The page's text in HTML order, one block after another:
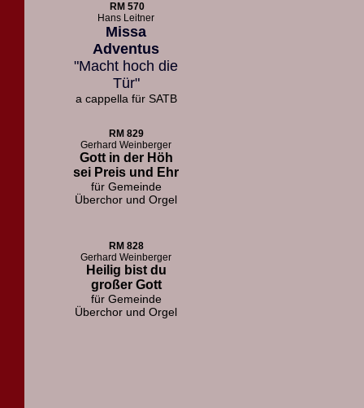
RM 570
Hans Leitner
Missa
Adventus
"Macht hoch die
Tür"
a cappella für SATB
RM 829
Gerhard Weinberger
Gott in der Höh
sei Preis und Ehr
für Gemeinde
Überchor und Orgel
RM 828
Gerhard Weinberger
Heilig bist du
großer Gott
für Gemeinde
Überchor und Orgel